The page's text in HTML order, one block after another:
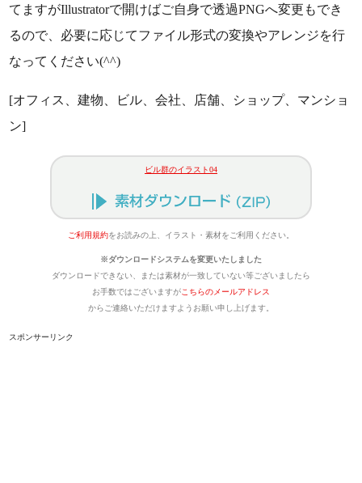
てますがIllustratorで開けばご自身で透過PNGへ変更もでき
るので、必要に応じてファイル形式の変換やアレンジを行
なってください(^^)
[オフィス、建物、ビル、会社、店舗、ショップ、マンショ
ン]
ビル群のイラスト04
ご利用規約をお読みの上、イラスト・素材をご利用ください。
※ダウンロードシステムを変更いたしました
ダウンロードできない、または素材が一致していない等ございましたら
お手数ではございますがこちらのメールアドレス
からご連絡いただけますようお願い申し上げます。
スポンサーリンク